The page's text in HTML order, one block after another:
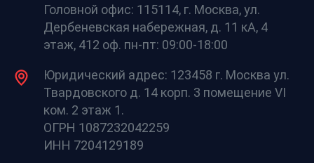
Головной офис: 115114, г. Москва, ул.
Дербеневская набережная, д. 11 кА, 4
этаж, 412 оф. пн-пт: 09:00-18:00
Юридический адрес: 123458 г. Москва ул.
Твардовского д. 14 корп. 3 помещение VI
ком. 2 этаж 1.
ОГРН 1087232042259
ИНН 7204129189